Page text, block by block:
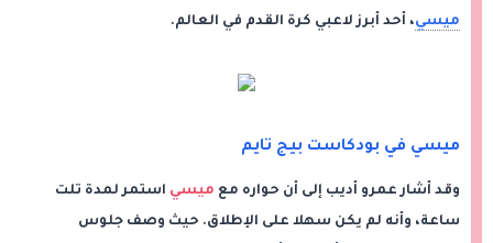
ميسي، أحد أبرز لاعبي كرة القدم في العالم.
ميسي في بودكاست بيج تايم
وقد أشار عمرو أديب إلى أن حواره مع ميسي استمر لمدة تلت
ساعة، وأنه لم يكن سهلا على الإطلاق. حيث وصف جلوس